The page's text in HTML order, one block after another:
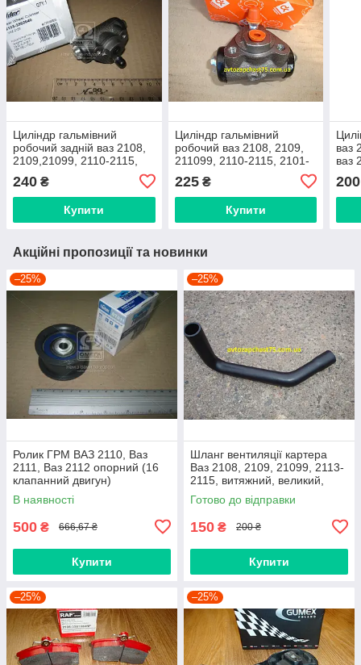
Циліндр гальмівний
робочий задній ваз 2108,
2109,21099, 2110-2115,
1117,1118,1119 (Rider)
240 ₴
Купити
Циліндр гальмівний
робочий ваз 2108, 2109,
211099, 2110-2115, 2101-
Дорожня карта)
225₴
Купити
ваз
ваз
200
Акційні пропозиції та новинки
–25%
Ролик ГРМ ВАЗ 2110, Ваз
2111, Ваз 2112 опорний (16
клапанний двигун)
В наявності
500 ₴ 666,67 ₴
Купити
–25%
Шланг вентиляції картера
Ваз 2108, 2109, 21099, 2113-
2115, витяжний, великий,
нижній
Готово до відправки
150 ₴ 200 ₴
Купити
–25% –25%